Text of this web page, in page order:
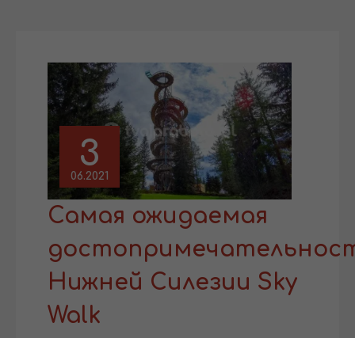
3
06.2021
Самая ожидаемая
Нижней Силезии Sky
Walk